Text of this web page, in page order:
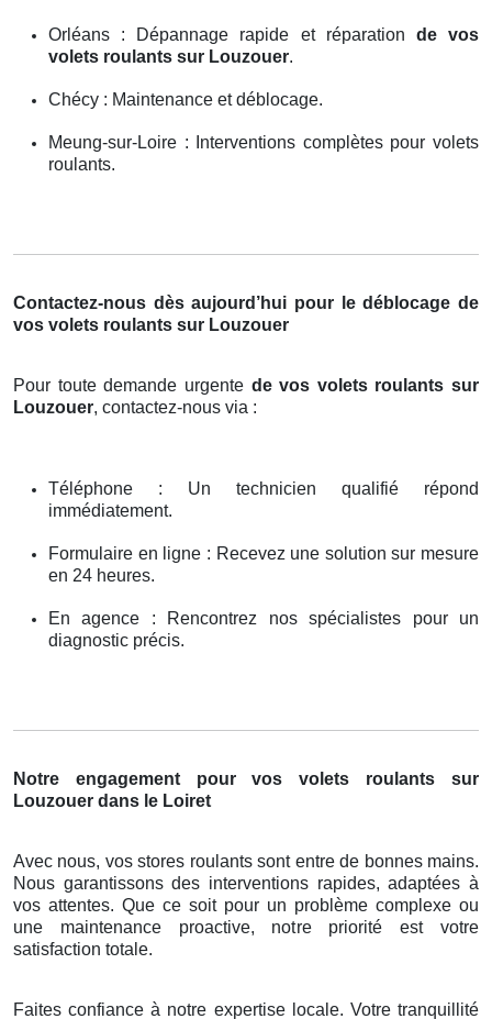
Orléans : Dépannage rapide et réparation de vos
volets roulants sur Louzouer.
Chécy : Maintenance et déblocage.
Meung-sur-Loire : Interventions complètes pour volets
roulants.
Contactez-nous dès aujourd’hui pour le déblocage de
vos volets roulants sur Louzouer
Pour toute demande urgente de vos volets roulants sur
Louzouer, contactez-nous via :
Téléphone : Un technicien qualifié répond
immédiatement.
Formulaire en ligne : Recevez une solution sur mesure
en 24 heures.
En agence : Rencontrez nos spécialistes pour un
diagnostic précis.
Notre engagement pour vos volets roulants sur
Louzouer dans le Loiret
Avec nous, vos stores roulants sont entre de bonnes mains.
Nous garantissons des interventions rapides, adaptées à
vos attentes. Que ce soit pour un problème complexe ou
une maintenance proactive, notre priorité est votre
satisfaction totale.
Faites confiance à notre expertise locale. Votre tranquillité